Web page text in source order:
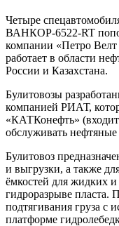
Четыре
ВАНКОР-6522-RT
компании «Петро Велт
работает в области
России и Казахстана.
Булитовозы
компанией РИАТ,
«КАТКонефть»
обслуживать
Булитовоз
и выгрузки, а также
ёмкостей для жидких
гидроразрыве пласта.
подтягивания груза с
платформе